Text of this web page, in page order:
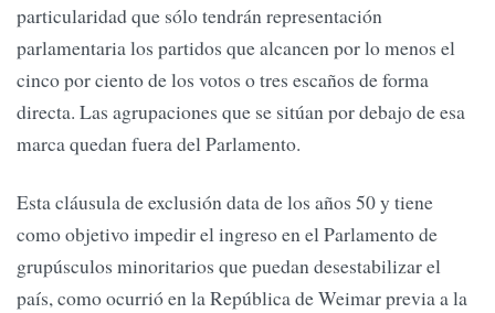
particularidad que sólo tendrán representación
parlamentaria los partidos que alcancen por lo menos el
cinco por ciento de los votos o tres escaños de forma
directa. Las agrupaciones que se sitúan por debajo de esa
marca quedan fuera del Parlamento.
Esta cláusula de exclusión data de los años 50 y tiene
como objetivo impedir el ingreso en el Parlamento de
grupúsculos minoritarios que puedan desestabilizar el
país, como ocurrió en la República de Weimar previa a la